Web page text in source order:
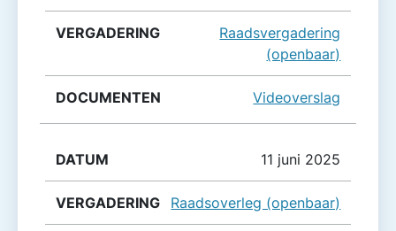
Raadsvergadering
(openbaar)
Videoverslag
11 juni 2025
Raadsoverleg (openbaar)